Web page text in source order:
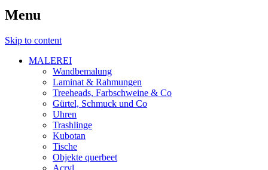
Menu
Skip to content
MALEREI
Wandbemalung
Laminat & Rahmungen
Treeheads, Farbschweine & Co
Gürtel, Schmuck und Co
Uhren
Trashlinge
Kubotan
Tische
Objekte querbeet
Acryl